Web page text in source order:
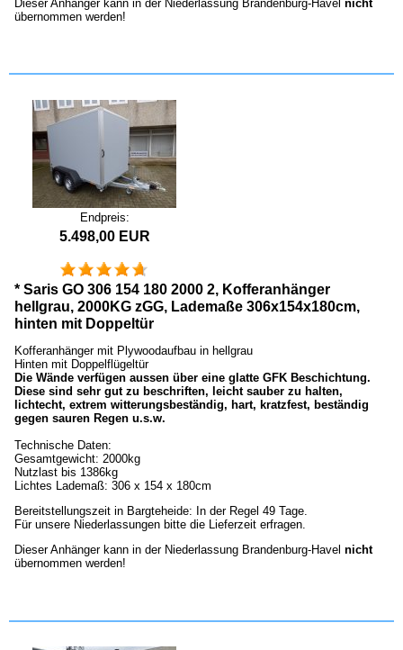
Dieser Anhänger kann in der Niederlassung Brandenburg-Havel nicht
übernommen werden!
Endpreis:
5.498,00 EUR
* Saris GO 306 154 180 2000 2, Kofferanhänger
hellgrau, 2000KG zGG, Lademaße 306x154x180cm,
hinten mit Doppeltür
Kofferanhänger mit Plywoodaufbau in hellgrau
Hinten mit Doppelflügeltür
Die Wände verfügen aussen über eine glatte GFK Beschichtung.
Diese sind sehr gut zu beschriften, leicht sauber zu halten,
lichtecht, extrem witterungsbeständig, hart, kratzfest, beständig
gegen sauren Regen u.s.w.
Technische Daten:
Gesamtgewicht: 2000kg
Nutzlast bis 1386kg
Lichtes Lademaß: 306 x 154 x 180cm
Bereitstellungszeit in Bargteheide: In der Regel 49 Tage.
Für unsere Niederlassungen bitte die Lieferzeit erfragen.
Dieser Anhänger kann in der Niederlassung Brandenburg-Havel nicht
übernommen werden!